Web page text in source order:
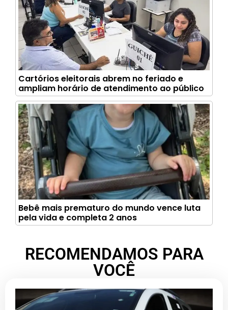
Cartórios eleitorais abrem no feriado e
ampliam horário de atendimento ao público
Bebê mais prematuro do mundo vence luta
pela vida e completa 2 anos
RECOMENDAMOS PARA
VOCÊ